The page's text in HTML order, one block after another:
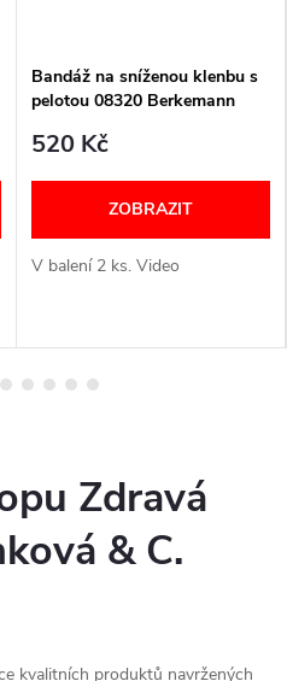
Bandáž na sníženou klenbu s
pelotou 08320 Berkemann
520 Kč
ZOBRAZIT
V balení 2 ks. Video
Zdravá
& C.
kvalitních produktů navržených